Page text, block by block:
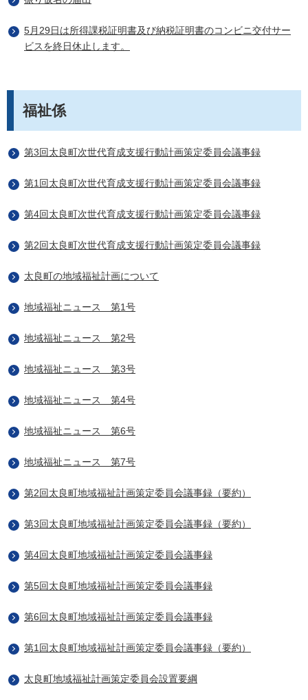
5月29日は所得課税証明書及び納税証明書のコンビニ交付サー
ビスを終日休止します。
福祉係
第3回太良町次世代育成支援行動計画策定委員会議事録
第1回太良町次世代育成支援行動計画策定委員会議事録
第4回太良町次世代育成支援行動計画策定委員会議事録
第2回太良町次世代育成支援行動計画策定委員会議事録
太良町の地域福祉計画について
地域福祉ニュース 第1号
地域福祉ニュース 第2号
地域福祉ニュース 第3号
地域福祉ニュース 第4号
地域福祉ニュース 第6号
地域福祉ニュース 第7号
第2回太良町地域福祉計画策定委員会議事録（要約）
第3回太良町地域福祉計画策定委員会議事録（要約）
第4回太良町地域福祉計画策定委員会議事録
第5回太良町地域福祉計画策定委員会議事録
第6回太良町地域福祉計画策定委員会議事録
第1回太良町地域福祉計画策定委員会議事録（要約）
太良町地域福祉計画策定委員会設置要綱